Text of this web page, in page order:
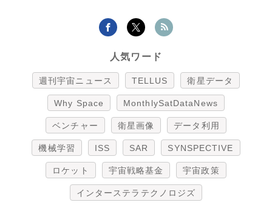
人気ワード
週刊宇宙ニュース TELLUS 衛星データ
Why Space MonthlySatDataNews
ベンチャー 衛星画像 データ利用
機械学習 ISS SAR SYNSPECTIVE
ロケット 宇宙戦略基金 宇宙政策
インターステラテクノロジズ